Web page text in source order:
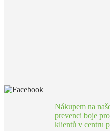
Nákupem na
prevenci boje
klientů v centru